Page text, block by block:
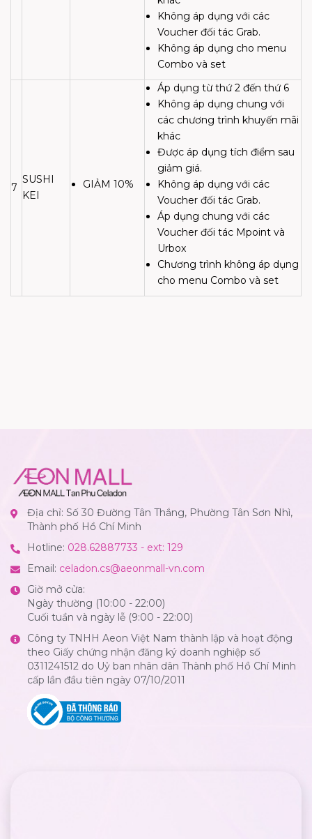
Không áp dụng với các
Voucher đối tác Grab.
Không áp dụng cho menu
Combo và set
7
SUSHI
KEI
GIẢM 10%
Áp dụng từ thứ 2 đến thứ 6
Không áp dụng chung với
các chương trình khuyến mãi
khác
Được áp dụng tích điểm sau
giảm giá.
Không áp dụng với các
Voucher đối tác Grab.
Áp dụng chung với các
Voucher đối tác Mpoint và
Urbox
Chương trình không áp dụng
cho menu Combo và set
Địa chỉ: Số 30 Đường Tân Thắng, Phường Tân Sơn Nhì,
Thành phố Hồ Chí Minh
Hotline: 028.62887733 - ext: 129
Email: celadon.cs@aeonmall-vn.com
Giờ mở cửa:
Ngày thường (10:00 - 22:00)
Cuối tuần và ngày lễ (9:00 - 22:00)
Công ty TNHH Aeon Việt Nam thành lập và hoạt động
theo Giấy chứng nhận đăng ký doanh nghiệp số
0311241512 do Uỷ ban nhân dân Thành phố Hồ Chí Minh
cấp lần đầu tiên ngày 07/10/2011